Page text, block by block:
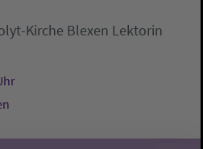
Kirche Blexen Lektorin